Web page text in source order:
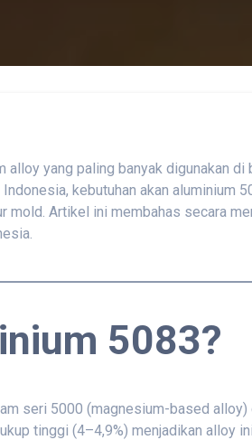
yang paling banyak digunakan
kebutuhan akan
mold. Artikel ini membahas secara
5083?
seri 5000 (magnesium-based
tinggi (4–4,9%) menjadikan alloy